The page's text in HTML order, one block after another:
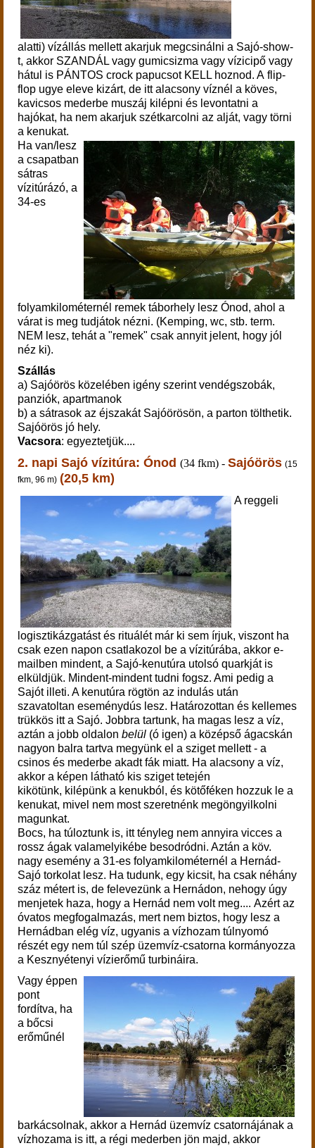
alatti) vízállás mellett akarjuk megcsinálni a Sajó-show-
t, akkor SZANDÁL vagy gumicsizma vagy vízicipő vagy
hátul is PÁNTOS crock papucsot KELL hoznod. A flip-
flop ugye eleve kizárt, de itt alacsony víznél a köves,
kavicsos mederbe muszáj kilépni és levontatni a
hajókat, ha nem akarjuk szétkarcolni az alját, vagy törni
a kenukat.
Ha van/lesz
a csapatban
sátras
vízitúrázó, a
34-es
folyamkilométernél remek táborhely lesz Ónod, ahol a
várat is meg tudjátok nézni. (Kemping, wc, stb. term.
NEM lesz, tehát a "remek" csak annyit jelent, hogy jól
néz ki).
Szállás
a) Sajóörös közelében igény szerint vendégszobák,
panziók, apartmanok
b) a sátrasok az éjszakát Sajóörösön, a parton tölthetik.
Sajóörös jó hely.
Vacsora: egyeztetjük....
2. napi Sajó vízitúra: Ónod (34 fkm) - Sajóörös (15
fkm, 96 m) (20,5 km)
A reggeli
logisztikázgatást és rituálét már ki sem írjuk, viszont ha
csak ezen napon csatlakozol be a vízitúrába, akkor e-
mailben mindent, a Sajó-kenutúra utolsó quarkját is
elküldjük. Mindent-mindent tudni fogsz. Ami pedig a
Sajót illeti. A kenutúra rögtön az indulás után
szavatoltan eseménydús lesz. Határozottan és kellemes
trükkös itt a Sajó. Jobbra tartunk, ha magas lesz a víz,
aztán a jobb oldalon belül (ó igen) a középső ágacskán
nagyon balra tartva megyünk el a sziget mellett - a
csinos és mederbe akadt fák miatt. Ha alacsony a víz,
akkor a képen látható kis sziget tetején
kikötünk, kilépünk a kenukból, és kötőféken hozzuk le a
kenukat, mivel nem most szeretnénk megöngyilkolni
magunkat.
Bocs, ha túloztunk is, itt tényleg nem annyira vicces a
rossz ágak valamelyikébe besodródni. Aztán a köv.
nagy esemény a 31-es folyamkilométernél a Hernád-
Sajó torkolat lesz. Ha tudunk, egy kicsit, ha csak néhány
száz métert is, de felevezünk a Hernádon, nehogy úgy
menjetek haza, hogy a Hernád nem volt meg.... Azért az
óvatos megfogalmazás, mert nem biztos, hogy lesz a
Hernádban elég víz, ugyanis a vízhozam túlnyomó
részét egy nem túl szép üzemvíz-csatorna kormányozza
a Kesznyétenyi vízierőmű turbináira.
Vagy éppen
pont
fordítva, ha
a bőcsi
erőműnél
barkácsolnak, akkor a Hernád üzemvíz csatornájának a
vízhozama is itt, a régi mederben jön majd, akkor